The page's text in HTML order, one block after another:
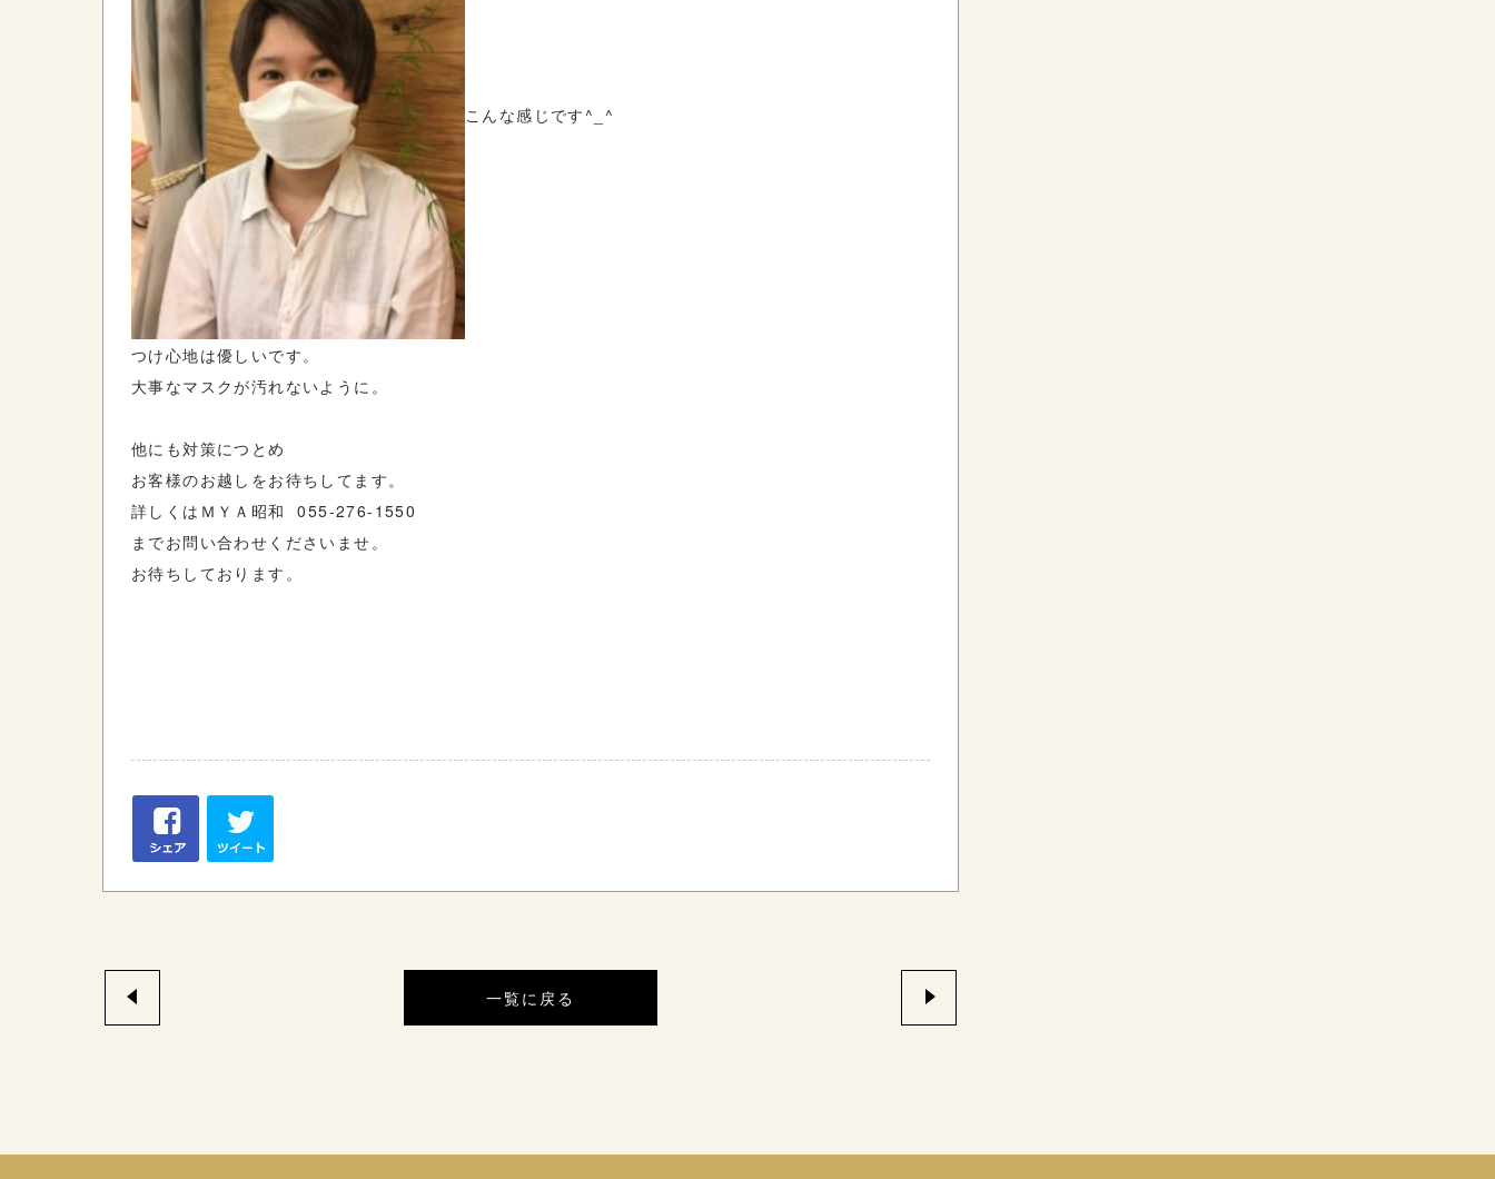
こんな感じです^_^
つけ心地は優しいです。
大事なマスクが汚れないように。
他にも対策につとめ
お客様のお越しをお待ちしてます。
詳しくはＭＹＡ昭和 055-276-1550
までお問い合わせくださいませ。
お待ちしております。
一覧に戻る